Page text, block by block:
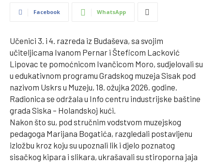
Facebook WhatsApp
Učenici 3. i 4. razreda iz Budaševa, sa svojim
učiteljicama Ivanom Pernar i Šteficom Lacković
Lipovac te pomoćnicom Ivančicom Moro, sudjelovali su
u edukativnom programu Gradskog muzeja Sisak pod
nazivom Uskrs u Muzeju, 18. ožujka 2026. godine.
Radionica se održala u Info centru industrijske baštine
grada Siska – Holandskoj kući.
Nakon što su, pod stručnim vodstvom muzejskog
pedagoga Marijana Bogatića, razgledali postavljenu
izložbu kroz koju su upoznali lik i djelo poznatog
sisačkog kipara i slikara, ukrašavali su stiroporna jaja